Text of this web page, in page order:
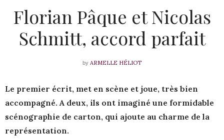
Florian Pâque et Nicolas
Schmitt, accord parfait
by ARMELLE HÉLIOT
Le premier écrit, met en scène et joue, très bien
accompagné. A deux, ils ont imaginé une formidable
scénographie de carton, qui ajoute au charme de la
représentation.